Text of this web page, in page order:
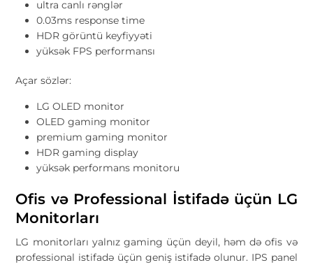
ultra canlı rənglər
0.03ms response time
HDR görüntü keyfiyyəti
yüksək FPS performansı
Açar sözlər:
LG OLED monitor
OLED gaming monitor
premium gaming monitor
HDR gaming display
yüksək performans monitoru
Ofis və Professional İstifadə üçün LG
Monitorları
LG monitorları yalnız gaming üçün deyil, həm də ofis və
professional istifadə üçün geniş istifadə olunur. IPS panel